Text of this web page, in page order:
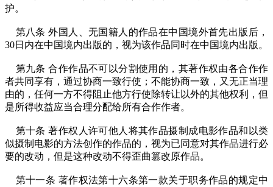
护。
第八条 外国人、无国籍人的作品在中国境外首先出版后，
30日内在中国境内出版的，视为该作品同时在中国境内出版。
第九条 合作作品不可以分割使用的，其著作权由各合作作
者共同享有，通过协商一致行使；不能协商一致，又无正当理
由的，任何一方不得阻止他方行使除转让以外的其他权利，但
是所得收益应当合理分配给所有合作作者。
第十条 著作权人许可他人将其作品摄制成电影作品和以类
似摄制电影的方法创作的作品的，视为已同意对其作品进行必
要的改动，但是这种改动不得歪曲篡改原作品。
第十一条 著作权法第十六条第一款关于职务作品的规定中